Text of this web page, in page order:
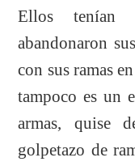
Ellos tenían
abandonaron
con sus ramas
tampoco es un
armas, quise
golpetazo de